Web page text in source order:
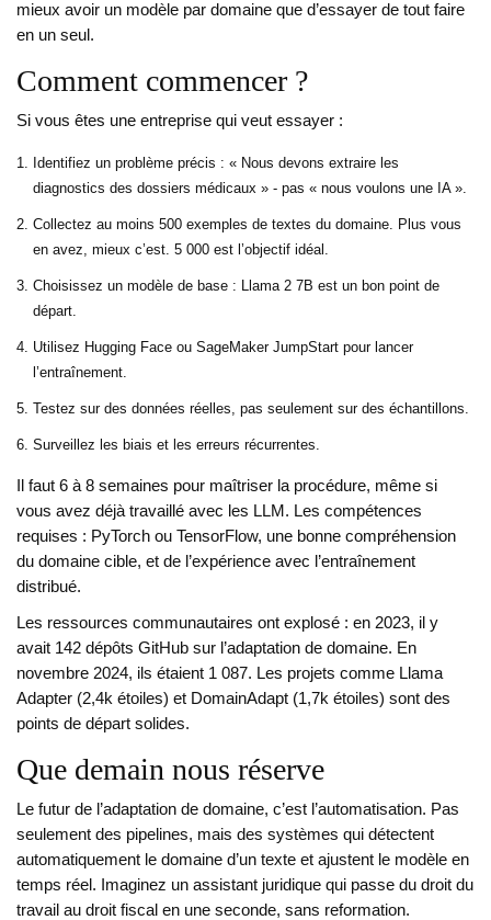
mieux avoir un modèle par domaine que d’essayer de tout faire
en un seul.
Comment commencer ?
Si vous êtes une entreprise qui veut essayer :
Identifiez un problème précis : « Nous devons extraire les
diagnostics des dossiers médicaux » - pas « nous voulons une IA ».
Collectez au moins 500 exemples de textes du domaine. Plus vous
en avez, mieux c’est. 5 000 est l’objectif idéal.
Choisissez un modèle de base : Llama 2 7B est un bon point de
départ.
Utilisez Hugging Face ou SageMaker JumpStart pour lancer
l’entraînement.
Testez sur des données réelles, pas seulement sur des échantillons.
Surveillez les biais et les erreurs récurrentes.
Il faut 6 à 8 semaines pour maîtriser la procédure, même si
vous avez déjà travaillé avec les LLM. Les compétences
requises : PyTorch ou TensorFlow, une bonne compréhension
du domaine cible, et de l’expérience avec l’entraînement
distribué.
Les ressources communautaires ont explosé : en 2023, il y
avait 142 dépôts GitHub sur l’adaptation de domaine. En
novembre 2024, ils étaient 1 087. Les projets comme Llama
Adapter (2,4k étoiles) et DomainAdapt (1,7k étoiles) sont des
points de départ solides.
Que demain nous réserve
Le futur de l’adaptation de domaine, c’est l’automatisation. Pas
seulement des pipelines, mais des systèmes qui détectent
automatiquement le domaine d’un texte et ajustent le modèle en
temps réel. Imaginez un assistant juridique qui passe du droit du
travail au droit fiscal en une seconde, sans reformation.